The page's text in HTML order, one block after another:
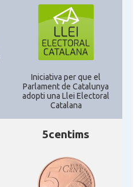
Iniciativa per que el
Parlament de Catalunya
adopti una Llei Electoral
Catalana
5centims